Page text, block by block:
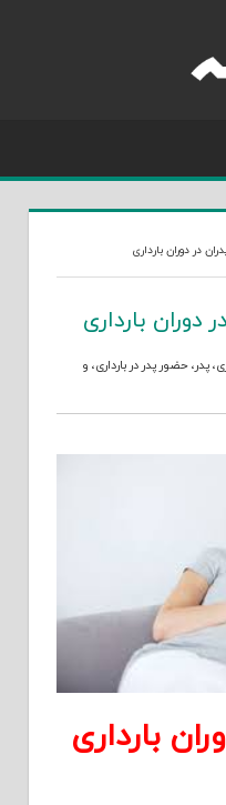
در دوران بارداری
دوران بارداری
،پدر،حضور پدر در بارداری، و
بارداری